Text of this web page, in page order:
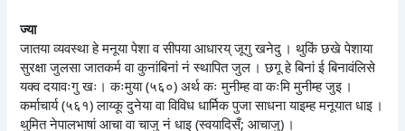
ज्या
जातया व्यवस्था हे मनूया पेशा व सीपया आधारय् जूगु खनेदु । थुकिं छखे पेशाया
सुरक्षा जुलसा जातकर्म वा कुनांबिनां नं स्थापित जुल । छगू हे बिनां ई बिनावंलिसे
यक्व दयावःगु खः। कःमुया (५६०) अर्थ कः मुनीम्ह वा कःमि मुनीम्ह जुइ ।
कर्माचार्य (५६१) लाय्कू दुनेया वा विविध धार्मिक पुजा साधना याइम्ह मनूयात धाइ ।
थुमित नेपालभाषां आचा वा चाजु नं धाइ (स्वयादिसँ; आचाजु) ।